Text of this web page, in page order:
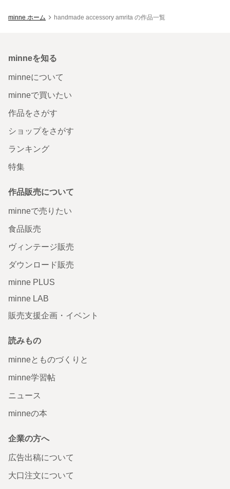
minne ホーム handmade accessory amrita の作品一覧
minneを知る
minneについて
minneで買いたい
作品をさがす
ショップをさがす
ランキング
特集
作品販売について
minneで売りたい
食品販売
ヴィンテージ販売
ダウンロード販売
minne PLUS
minne LAB
販売支援企画・イベント
読みもの
minneとものづくりと
minne学習帖
ニュース
minneの本
企業の方へ
広告出稿について
大口注文について